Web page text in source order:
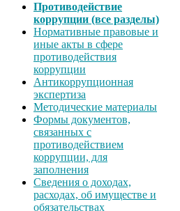
Противодействие
коррупции (все разделы)
Нормативные правовые и
иные акты в сфере
противодействия
коррупции
Антикоррупционная
экспертиза
Методические материалы
Формы документов,
связанных с
противодействием
коррупции, для
заполнения
Сведения о доходах,
расходах, об имуществе и
обязательствах